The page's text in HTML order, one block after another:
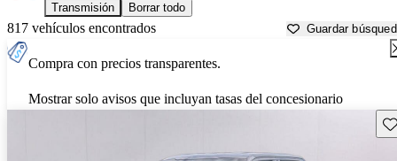
Transmisión Borrar todo
817 vehículos encontrados Guardar
Compra con precios transparentes.
Mostrar solo avisos que incluyan tasas del concesionario